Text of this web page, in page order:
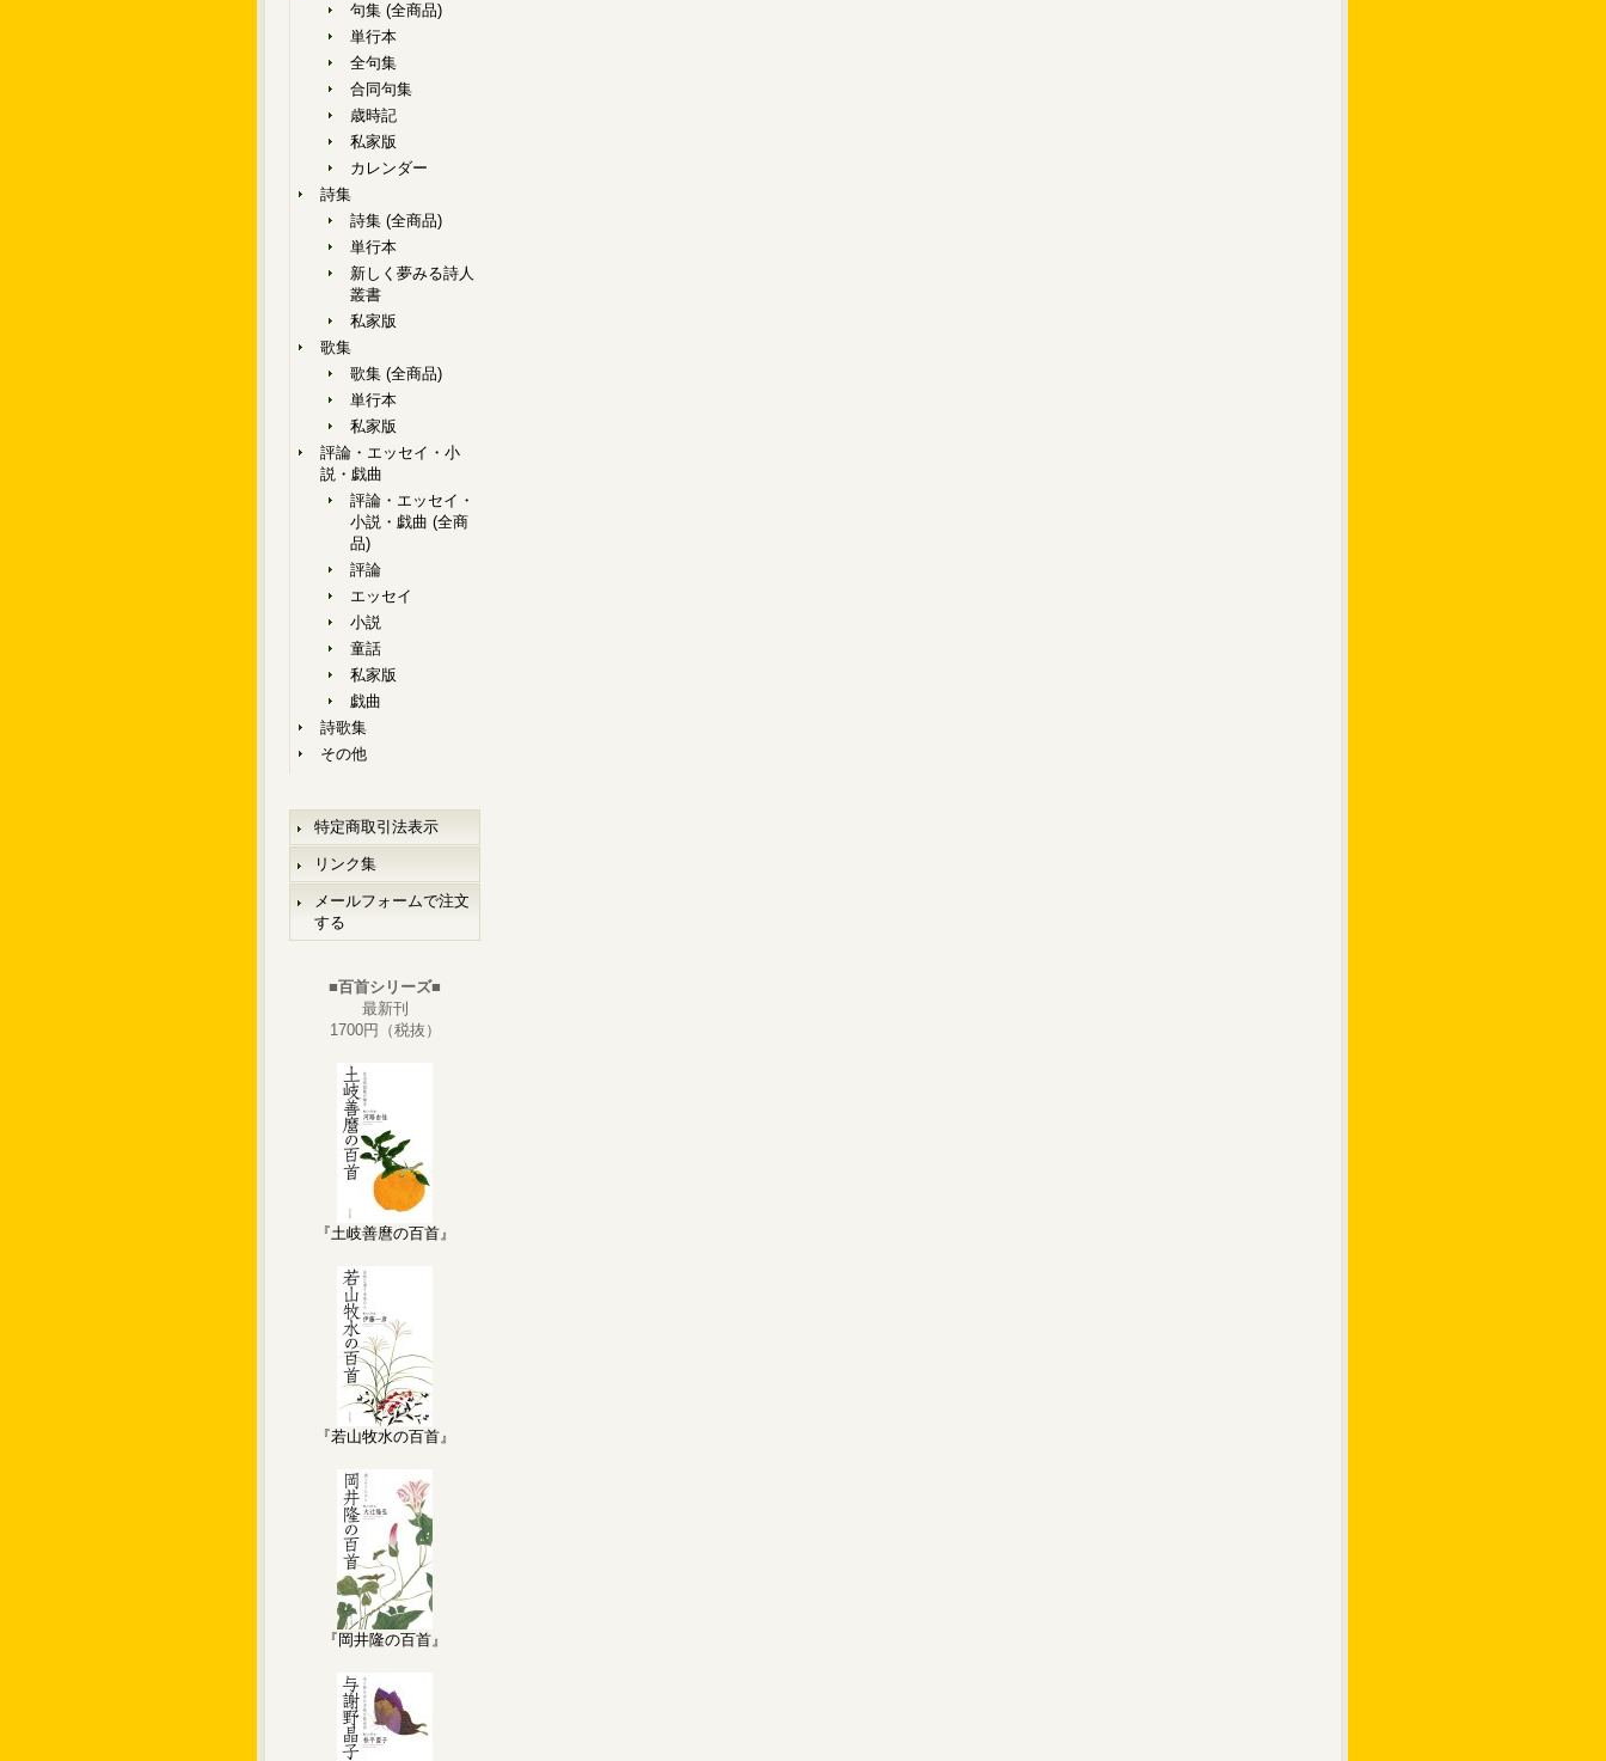
句集 (全商品)
単行本
全句集
合同句集
歳時記
私家版
カレンダー
詩集
詩集 (全商品)
単行本
新しく夢みる詩人
叢書
私家版
歌集
歌集 (全商品)
単行本
私家版
評論・エッセイ・小
説・戯曲
評論・エッセイ・
小説・戯曲 (全商
品)
評論
エッセイ
小説
童話
私家版
戯曲
詩歌集
その他
特定商取引法表示
リンク集
メールフォームで注文
する
■百首シリーズ■
最新刊
1700円（税抜）
『土岐善麿の百首』
『若山牧水の百首』
『岡井隆の百首』